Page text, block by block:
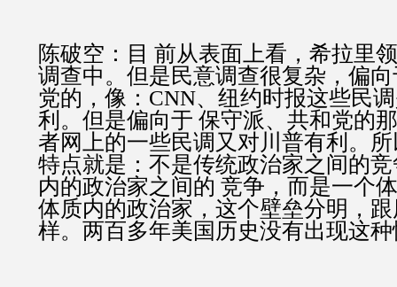
陈破空：目 前从表面上看，希拉里
调查中。但是民意调查很复杂，偏
党的，像：CNN、纽约时报这些民
利。但是偏向于 保守派、共和党的
者网上的一些民调又对川普有利。
特点就是：不是传统政治家之间的
内的政治家之间的 竞争，而是一个
体质内的政治家，这个壁垒分明，
样。两百多年美国历史没有出现这